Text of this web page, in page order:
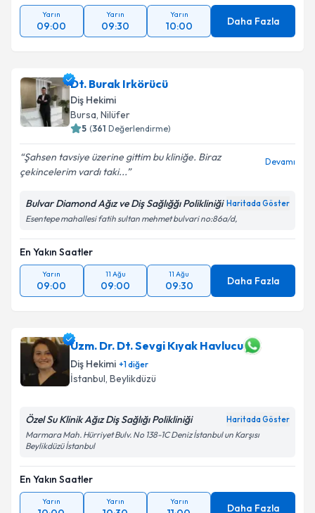
Yarın
09:00
Yarın
09:30
Yarın
10:00 Daha Fazla
Dt. Burak Irkörücü
Diş Hekimi
Bursa, Nilüfer
5 (361 Değerlendirme)
Şahsen tavsiye üzerine gittim bu kliniğe. Biraz
çekincelerim vardı taki...
Devamı
Bulvar Diamond Ağız ve Diş Sağlığğı Polikliniği Haritada Göster
Esentepe mahallesi fatih sultan mehmet bulvari no:86a/d,
En Yakın Saatler
Yarın
09:00
11 Ağu
09:00
11 Ağu
09:30 Daha Fazla
Uzm. Dr. Dt. Sevgi Kıyak Havlucu
Diş Hekimi +1diğer
İstanbul, Beylikdüzü
Özel Su Klinik Ağız Diş Sağlığı Polikliniği Haritada Göster
Marmara Mah. Hürriyet Bulv. No 138-1C Deniz İstanbul un Karşısı
Beylikdüzü İstanbul
En Yakın Saatler
Yarın Yarın Yarın
Daha Fazla